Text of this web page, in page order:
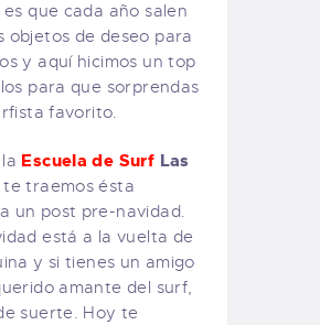
es que cada año salen
objetos de deseo para
y aquí hicimos un top
para que sorprendas
favorito.
Escuela de Surf Las
te traemos ésta
un post pre-navidad.
está a la vuelta de
y si tienes un amigo
amante del surf,
suerte. Hoy te